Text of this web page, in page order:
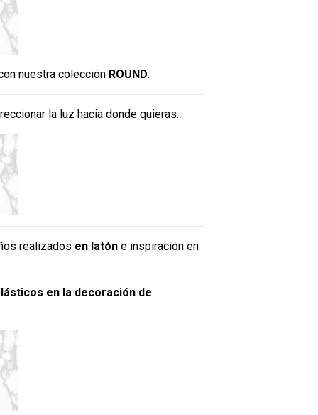
nuestra colección ROUND.
la luz hacia donde quieras.
realizados en latóne inspiración en
en la decoración de